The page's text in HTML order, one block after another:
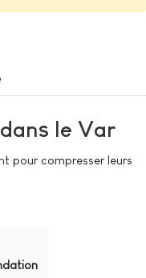
le Var
pour compresser leurs